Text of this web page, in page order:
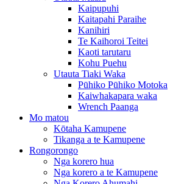
Kaipupuhi
Kaitapahi Paraihe
Kanihiri
Te Kaihoroi Teitei
Kaoti tarutaru
Kohu Puehu
Utauta Tiaki Waka
Pūhiko Pūhiko Motoka
Kaiwhakapara waka
Wrench Paanga
Mo matou
Kōtaha Kamupene
Tikanga a te Kamupene
Rongorongo
Nga korero hua
Nga korero a te Kamupene